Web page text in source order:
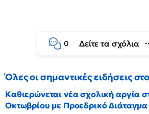
0 Δείτε τα σχόλια
Όλες οι σημαντικές ειδήσεις
Καθιερώνεται νέα σχολική αργία
Οκτωβρίου με Προεδρικό Διάταγμα